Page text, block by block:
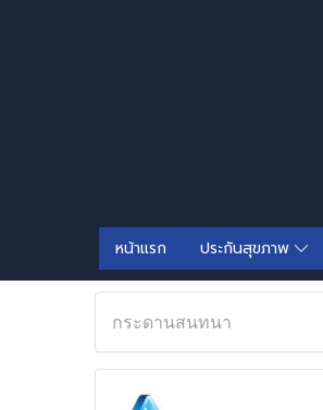
หน้าแรก ประกันสุขภาพ
กระดานสนทนา